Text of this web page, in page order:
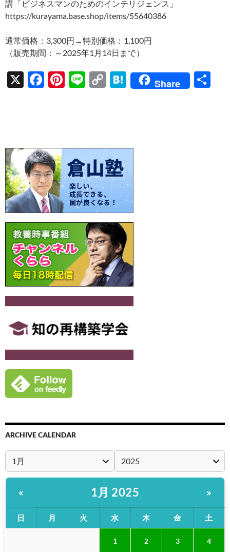
講「ビジネスマンのためのインテリジェンス」
https://kurayama.base.shop/items/55640386
通常価格：3,300円→特別価格：1,100円
（販売期間：～2025年1月14日まで）
X
F
b
o
o
k
Pi
es
t
Li
C
y
Li
n
k
H
n
a
Share
ARCHIVE CALENDAR
« 1月 2025 »
日 月 火 水 木 金 土
1 2 3 4